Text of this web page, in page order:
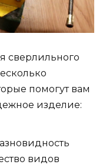
сверлильного
помогут вам
изделие:
видов